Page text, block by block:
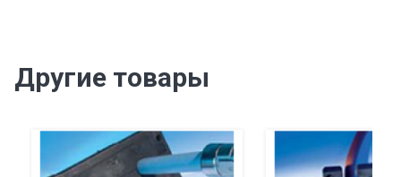
Другие товары